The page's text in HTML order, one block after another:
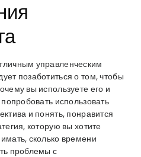
управленческим
позаботиться о том, чтобы
вы используете его и
использовать
и понять, понравится
которую вы хотите
сколько времени
проблемы с